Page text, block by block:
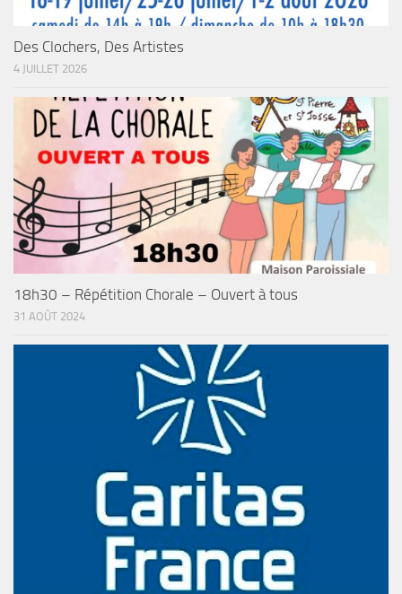
Des Clochers, Des Artistes
4 JUILLET 2026
18h30 – Répétition Chorale – Ouvert à tous
31 AOÛT 2024